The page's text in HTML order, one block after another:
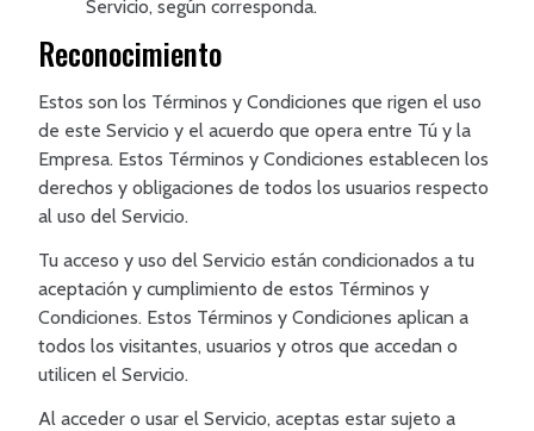
Servicio, según corresponda.
Reconocimiento
Estos son los Términos y Condiciones que rigen el uso
de este Servicio y el acuerdo que opera entre Tú y la
Empresa. Estos Términos y Condiciones establecen los
derechos y obligaciones de todos los usuarios respecto
al uso del Servicio.
Tu acceso y uso del Servicio están condicionados a tu
aceptación y cumplimiento de estos Términos y
Condiciones. Estos Términos y Condiciones aplican a
todos los visitantes, usuarios y otros que accedan o
utilicen el Servicio.
Al acceder o usar el Servicio, aceptas estar sujeto a